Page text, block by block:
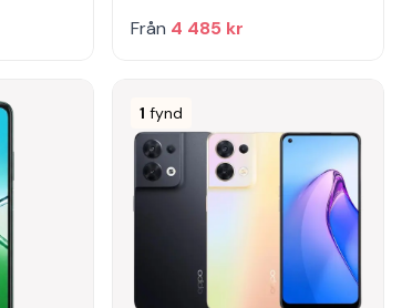
Från 4 485 kr
1 fynd